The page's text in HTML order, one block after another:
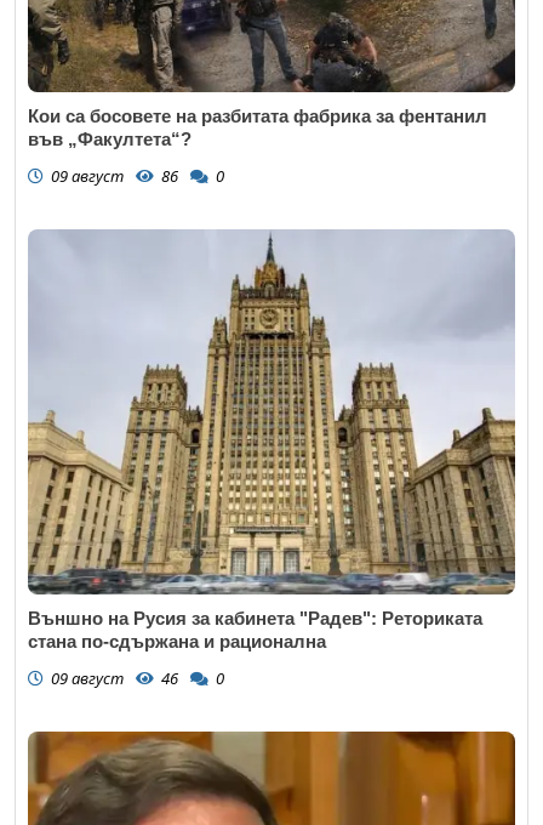
Кои са босовете на разбитата фабрика за фентанил
във „Факултета“?
09 август 86 0
Външно на Русия за кабинета "Радев": Реториката
стана по-сдържана и рационална
09 август 46 0